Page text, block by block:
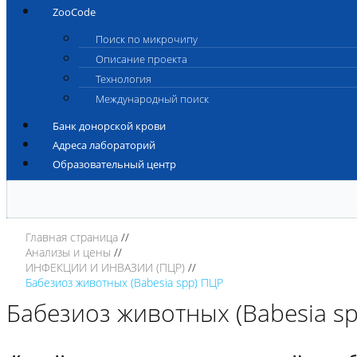
ZooCode
Поиск по микрочипу
Описание проекта
Технология
Международный поиск
Банк донорской крови
Адреса лабораторий
Образовательный центр
Главная страница
Анализы и цены
ИНФЕКЦИИ И ИНВАЗИИ (ПЦР)
Бабезиоз животных (Babesia spp) ПЦР
Бабезиоз животных (Babesia